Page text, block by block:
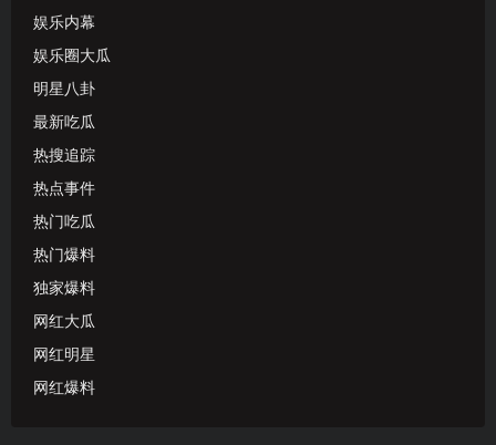
娱乐内幕
娱乐圈大瓜
明星八卦
最新吃瓜
热搜追踪
热点事件
热门吃瓜
热门爆料
独家爆料
网红大瓜
网红明星
网红爆料